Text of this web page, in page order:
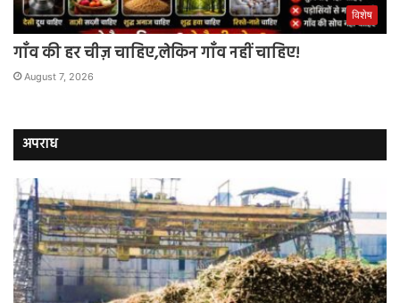
विशेष
गाँव की हर चीज़ चाहिए,लेकिन गाँव नहीं चाहिए!
August 7, 2026
अपराध